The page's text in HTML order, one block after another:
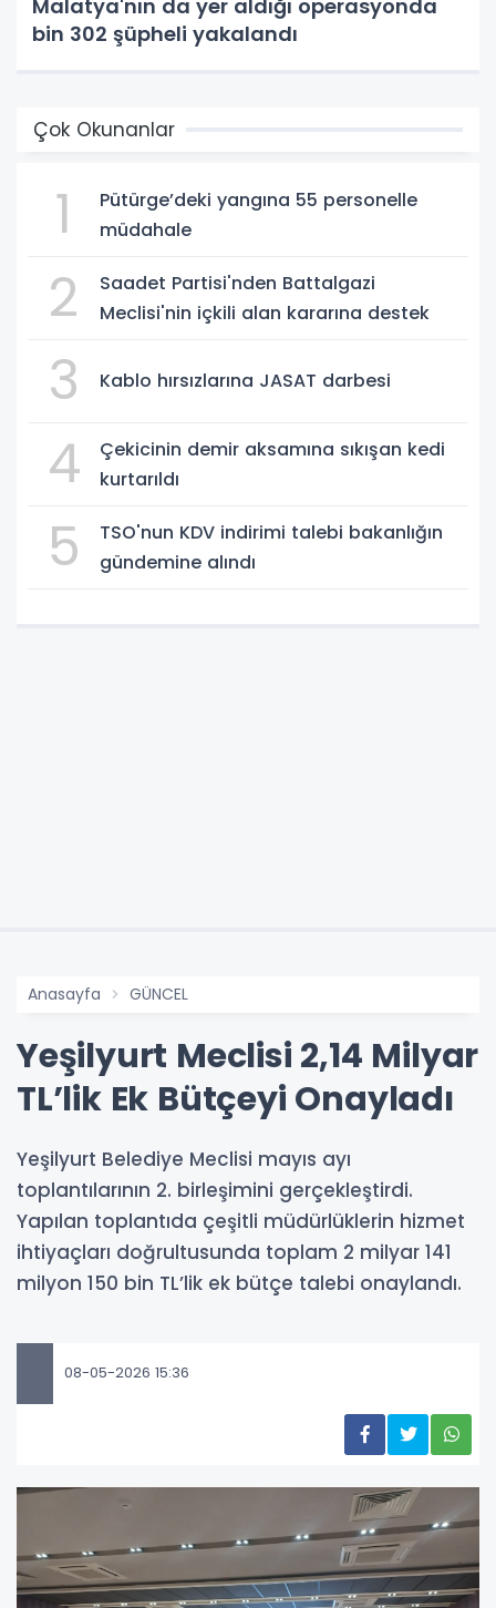
Malatya'nın da yer aldığı operasyonda
bin 302 şüpheli yakalandı
Çok Okunanlar
1
Pütürge’deki yangına 55 personelle
müdahale
2
Saadet Partisi'nden Battalgazi
Meclisi'nin içkili alan kararına destek
3 Kablo hırsızlarına JASAT darbesi
4
Çekicinin demir aksamına sıkışan kedi
kurtarıldı
5
TSO'nun KDV indirimi talebi bakanlığın
gündemine alındı
Anasayfa GÜNCEL
Yeşilyurt Meclisi 2,14 Milyar
TL’lik Ek Bütçeyi Onayladı
Yeşilyurt Belediye Meclisi mayıs ayı
toplantılarının 2. birleşimini gerçekleştirdi.
Yapılan toplantıda çeşitli müdürlüklerin hizmet
ihtiyaçları doğrultusunda toplam 2 milyar 141
milyon 150 bin TL’lik ek bütçe talebi onaylandı.
08-05-2026 15:36